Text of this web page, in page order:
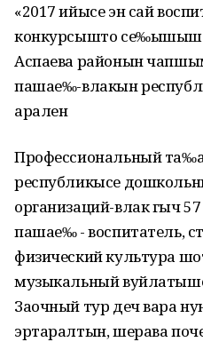
«2017 ийысе эн сай
конкурсышто се‰ышыш
Аспаева районын
пашае‰-влакын
арален
Профессиональный
республикысе
организаций-влак гыч
пашае‰ - воспитатель,
физический культура
музыкальный
Заочный тур деч вара
эртаралтын, шерава